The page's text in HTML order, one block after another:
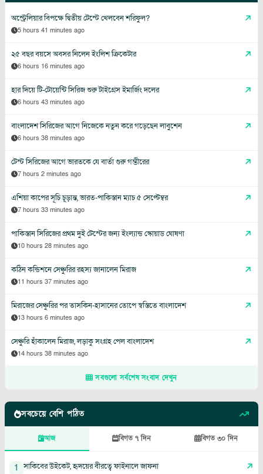
অস্ট্রেলিয়ার বিপক্ষে দ্বিতীয় টেস্টে খেলবেন শরিফুল?
5 hours 41 minutes ago
২৫ বছর বয়সে অবসর নিলেন ইংলিশ ক্রিকেটার
6 hours 16 minutes ago
হার দিয়ে টি-টোয়েন্টি সিরিজ শুরু টাইগ্রেস ইমার্জিং দলের
6 hours 43 minutes ago
বাংলাদেশ সিরিজের আগে নিজেকে নতুন করে গড়েছেন লাবুশেন
6 hours 38 minutes ago
টেস্ট সিরিজের আগে ভারতকে যে বার্তা গুরু গম্ভীরের
7 hours 2 minutes ago
এশিয়া কাপের সূচি চূড়ান্ত, ভারত-পাকিস্তান ম্যাচ ৫ সেপ্টেম্বর
7 hours 33 minutes ago
পাকিস্তান সিরিজের প্রথম দুই টেস্টের জন্য ইংল্যান্ড স্কোয়াড ঘোষণা
10 hours 28 minutes ago
কঠিন কন্ডিশনে সেঞ্চুরির রহস্য জানালেন মিরাজ
11 hours 37 minutes ago
মিরাজের সেঞ্চুরির পর তাসকিন-হাসানের তোপে স্বস্তিতে বাংলাদেশ
13 hours 6 minutes ago
সেঞ্চুরি হাঁকালেন মিরাজ, লড়াকু সংগ্রহ পেল বাংলাদেশ
14 hours 38 minutes ago
সবগুলো সর্বশেষ সংবাদ দেখুন
সবচেয়ে বেশি পঠিত
আজ বিগত ৭ দিন বিগত ৩০ দিন
1 সাকিবের উইকেট, হৃদয়ের বীরত্বে ফাইনালে জাফনা